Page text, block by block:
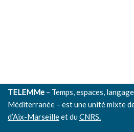
TELEMMe – Temps, espaces,
Méditerranée – est une unité mixte
d’Aix-Marseilleet duCNRS.